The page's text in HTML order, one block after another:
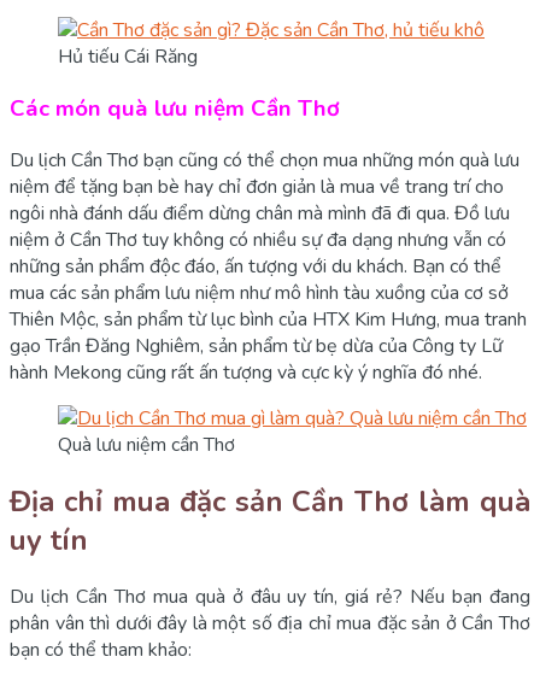
Hủ tiếu Cái Răng
Các món quà lưu niệm Cần Thơ
Du lịch Cần Thơ bạn cũng có thể chọn mua những món quà lưu
niệm để tặng bạn bè hay chỉ đơn giản là mua về trang trí cho
ngôi nhà đánh dấu điểm dừng chân mà mình đã đi qua. Đồ lưu
niệm ở Cần Thơ tuy không có nhiều sự đa dạng nhưng vẫn có
những sản phẩm độc đáo, ấn tượng với du khách. Bạn có thể
mua các sản phẩm lưu niệm như mô hình tàu xuồng của cơ sở
Thiên Mộc, sản phẩm từ lục bình của HTX Kim Hưng, mua tranh
gạo Trần Đăng Nghiêm, sản phẩm từ bẹ dừa của Công ty Lữ
hành Mekong cũng rất ấn tượng và cực kỳ ý nghĩa đó nhé.
Quà lưu niệm cần Thơ
Địa chỉ mua đặc sản Cần Thơ làm quà
uy tín
Du lịch Cần Thơ mua quà ở đâu uy tín, giá rẻ? Nếu bạn đang
phân vân thì dưới đây là một số địa chỉ mua đặc sản ở Cần Thơ
bạn có thể tham khảo: